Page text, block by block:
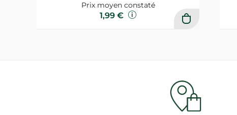
Prix moyen constaté
1,99 €